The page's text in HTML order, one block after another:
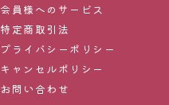
会員様へのサービス
特定商取引法
プライバシーポリシー
キャンセルポリシー
お問い合わせ